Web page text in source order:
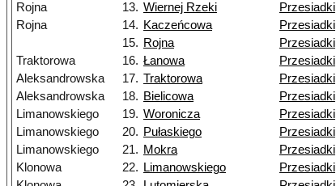
Rojna
13. Wiernej Rzeki
Przesiadki
Rojna
14. Kaczeńcowa
Przesiadki
15. Rojna
Przesiadki
Traktorowa
16. Łanowa
Przesiadki
Aleksandrowska
17. Traktorowa
Przesiadki
Aleksandrowska
18. Bielicowa
Przesiadki
Limanowskiego
19. Woronicza
Przesiadki
Limanowskiego
20. Pułaskiego
Przesiadki
Limanowskiego
21. Mokra
Przesiadki
Klonowa
22. Limanowskiego
Przesiadki